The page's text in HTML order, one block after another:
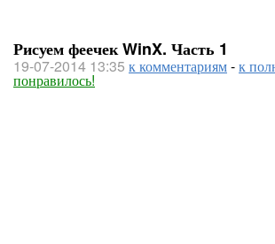
Рисуем феечек WinX. Часть 1
19-07-2014 13:35 к комментариям-к
понравилось!